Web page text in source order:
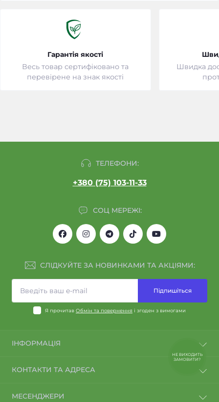
Гарантія якості
Весь товар сертифіковано та
перевірене на знак якості
Швидка
ТЕЛЕФОНИ:
+380 (75) 103-11-33
СОЦ МЕРЕЖІ:
СЛІДКУЙТЕ ЗА НОВИНКАМИ ТА АКЦІЯМИ:
Підпишіться
Я прочитав Обмін та повернення і згоден з вимогами
ІНФОРМАЦІЯ
Політика конфіденційності
Про нас
КОНТАКТИ ТА АДРЕСА
МЕСЕНДЖЕРИ
НЕ ВИХОДИТЬ
ЗАМОВИТИ?